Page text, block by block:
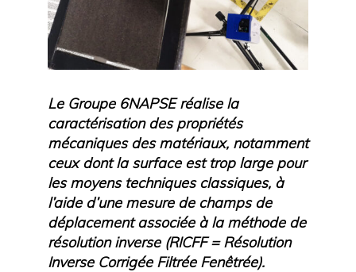
Le Groupe 6NAPSE réalise la
caractérisation des propriétés
mécaniques des matériaux, notamment
ceux dont la surface est trop large pour
les moyens techniques classiques, à
l’aide d’une mesure de champs de
déplacement associée à la méthode de
résolution inverse (RICFF = Résolution
Inverse Corrigée Filtrée Fenêtrée).